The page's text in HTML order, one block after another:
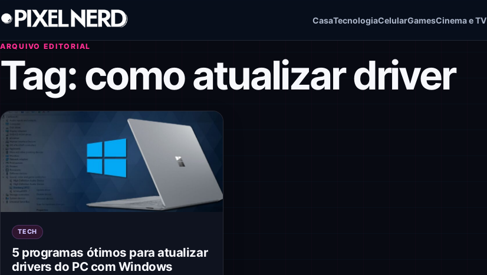
Pular para o conteúdo
CasaTecnologiaCelularGamesCinema e TV
ARQUIVO EDITORIAL
Tag:como atualizar driver
TECH
5 programas ótimos para atualizar
drivers do PC com Windows